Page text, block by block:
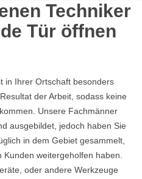
Techniker
Tür öffnen
in Ihrer Ortschaft besonders
der Arbeit, sodass keine
Unsere Fachmänner
ausgebildet, jedoch haben Sie
in dem Gebiet gesammelt,
weitergeholfen haben.
oder andere Werkzeuge